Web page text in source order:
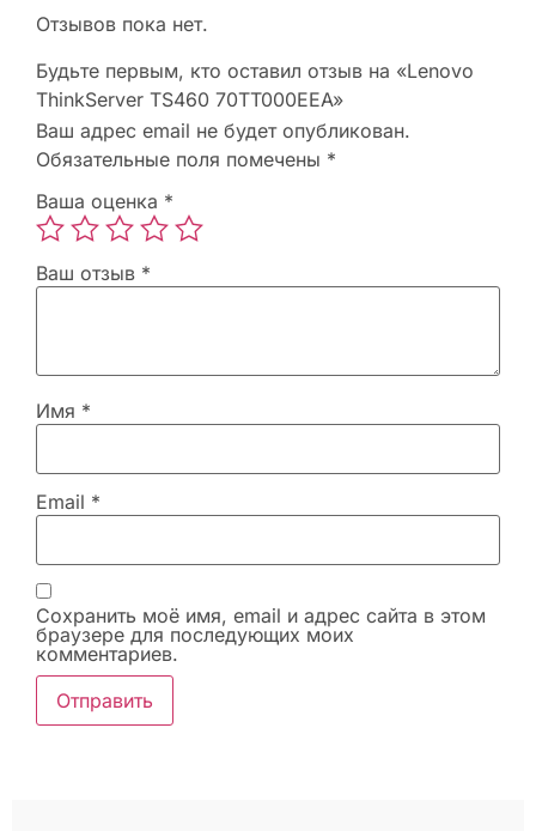
Отзывов пока нет.
Будьте первым, кто оставил отзыв на «Lenovo
ThinkServer TS460 70TT000EEA»
Ваш адрес email не будет опубликован.
Обязательные поля помечены *
Ваша оценка *
Ваш отзыв *
Имя *
Email *
Сохранить моё имя, email и адрес сайта в этом
браузере для последующих моих
комментариев.